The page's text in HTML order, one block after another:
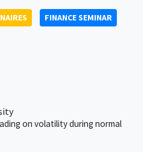
FINANCE SEMINAR
on volatility during normal